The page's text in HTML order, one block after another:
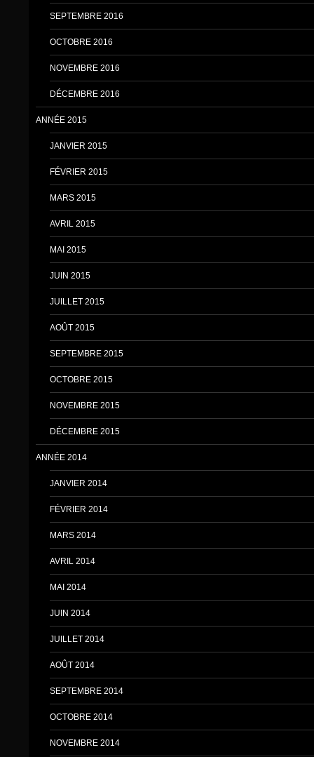
SEPTEMBRE 2016
OCTOBRE 2016
NOVEMBRE 2016
DÉCEMBRE 2016
ANNÉE 2015
JANVIER 2015
FÉVRIER 2015
MARS 2015
AVRIL 2015
MAI 2015
JUIN 2015
JUILLET 2015
AOÛT 2015
SEPTEMBRE 2015
OCTOBRE 2015
NOVEMBRE 2015
DÉCEMBRE 2015
ANNÉE 2014
JANVIER 2014
FÉVRIER 2014
MARS 2014
AVRIL 2014
MAI 2014
JUIN 2014
JUILLET 2014
AOÛT 2014
SEPTEMBRE 2014
OCTOBRE 2014
NOVEMBRE 2014